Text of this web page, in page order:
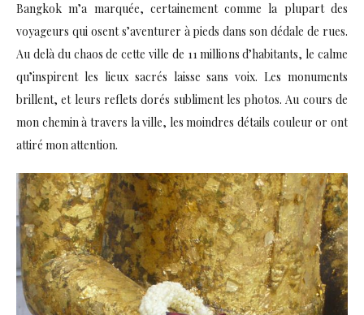
Bangkok m’a marquée, certainement comme la plupart des
voyageurs qui osent s’aventurer à pieds dans son dédale de rues.
Au delà du chaos de cette ville de 11 millions d’habitants, le calme
qu’inspirent les lieux sacrés laisse sans voix. Les monuments
brillent, et leurs reflets dorés subliment les photos. Au cours de
mon chemin à travers la ville, les moindres détails couleur or ont
attiré mon attention.